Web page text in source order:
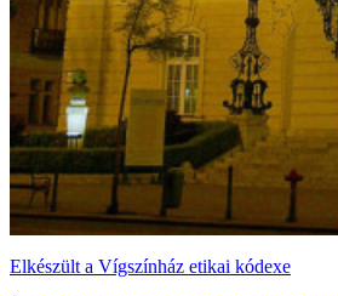
Elkészült a Vígszínház etikai kódexe